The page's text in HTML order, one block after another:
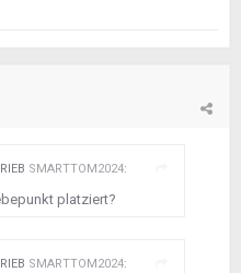
SMARTTOM2024:
platziert?
SMARTTOM2024: